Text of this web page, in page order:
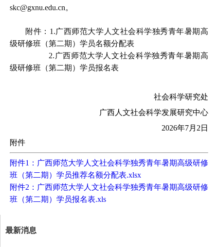
skc@gxnu.edu.cn。
附件：1.广西师范大学人文社会科学独秀青年暑期高
级研修班（第二期）学员名额分配表
2.广西师范大学人文社会科学独秀青年暑期高
级研修班（第二期）学员报名表
社会科学研究处
广西人文社会科学发展研究中心
2026年7月 2 日
附件
附件1：广西师范大学人文社会科学独秀青年暑期高级研修
班（第二期）学员推荐名额分配表.xlsx
附件2：广西师范大学人文社会科学独秀青年暑期高级研修
班（第二期）学员报名表.xls
最新消息